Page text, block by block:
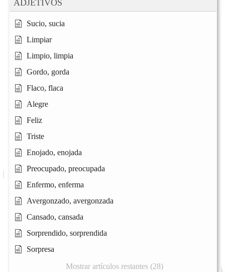
ADJETIVOS
Sucio, sucia
Limpiar
Limpio, limpia
Gordo, gorda
Flaco, flaca
Alegre
Feliz
Triste
Enojado, enojada
Preocupado, preocupada
Enfermo, enferma
Avergonzado, avergonzada
Cansado, cansada
Sorprendido, sorprendida
Sorpresa
Mostrar artículos restantes (28)